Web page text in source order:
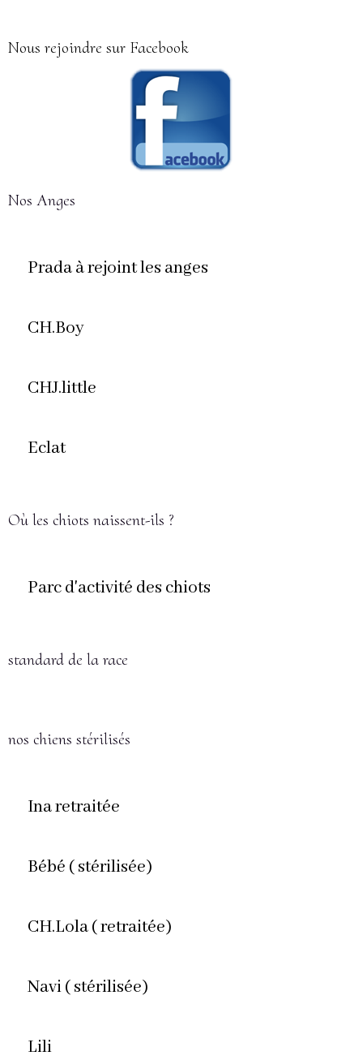
Nous rejoindre sur Facebook
Nos Anges
Prada à rejoint les anges
CH.Boy
CHJ.little
Eclat
Où les chiots naissent-ils ?
Parc d'activité des chiots
standard de la race
nos chiens stérilisés
Ina retraitée
Bébé ( stérilisée)
CH.Lola ( retraitée)
Navi ( stérilisée)
Lili